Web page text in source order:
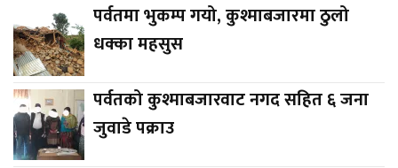
पर्वतमा भुकम्प गयो, कुश्माबजारमा ठुलो
धक्का महसुस
पर्वतको कुश्माबजारवाट नगद सहित ६ जना
जुवाडे पक्राउ